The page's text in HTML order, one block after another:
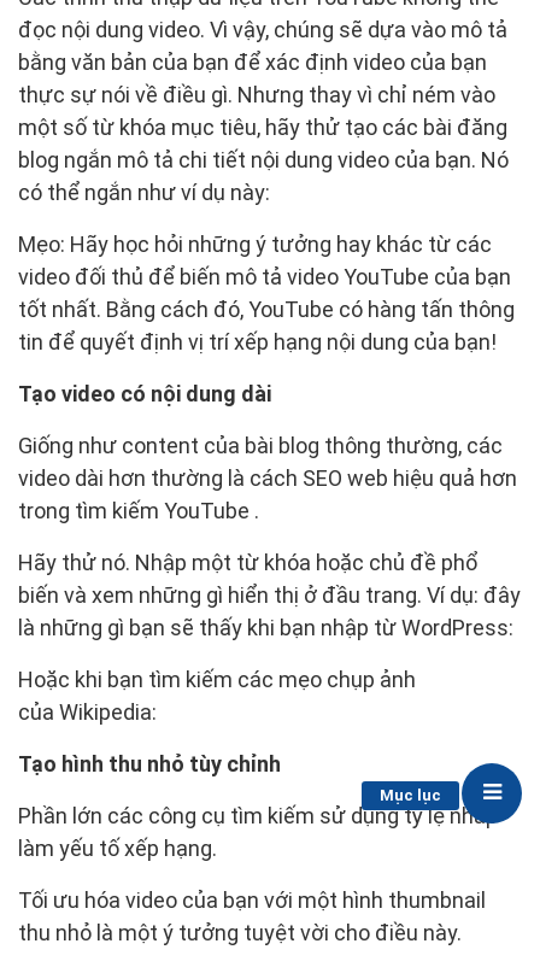
Mục lục
đọc nội dung video. Vì vậy, chúng sẽ dựa vào mô tả
bằng văn bản của bạn để xác định video của bạn
thực sự nói về điều gì. Nhưng thay vì chỉ ném vào
một số từ khóa mục tiêu, hãy thử tạo các bài đăng
blog ngắn mô tả chi tiết nội dung video của bạn. Nó
có thể ngắn như ví dụ này:
Mẹo: Hãy học hỏi những ý tưởng hay khác từ các
video đối thủ để biến mô tả video YouTube của bạn
tốt nhất. Bằng cách đó, YouTube có hàng tấn thông
tin để quyết định vị trí xếp hạng nội dung của bạn!
Tạo video có nội dung dài
Giống như content của bài blog thông thường, các
video dài hơn thường là cách SEO web hiệu quả hơn
trong tìm kiếm YouTube .
Hãy thử nó. Nhập một từ khóa hoặc chủ đề phổ
biến và xem những gì hiển thị ở đầu trang. Ví dụ: đây
là những gì bạn sẽ thấy khi bạn nhập từ WordPress:
Hoặc khi bạn tìm kiếm các mẹo chụp ảnh
của Wikipedia:
Tạo hình thu nhỏ tùy chỉnh
Phần lớn các công cụ tìm kiếm sử dụng tỷ lệ nhấp
làm yếu tố xếp hạng.
Tối ưu hóa video của bạn với một hình thumbnail
thu nhỏ là một ý tưởng tuyệt vời cho điều này.